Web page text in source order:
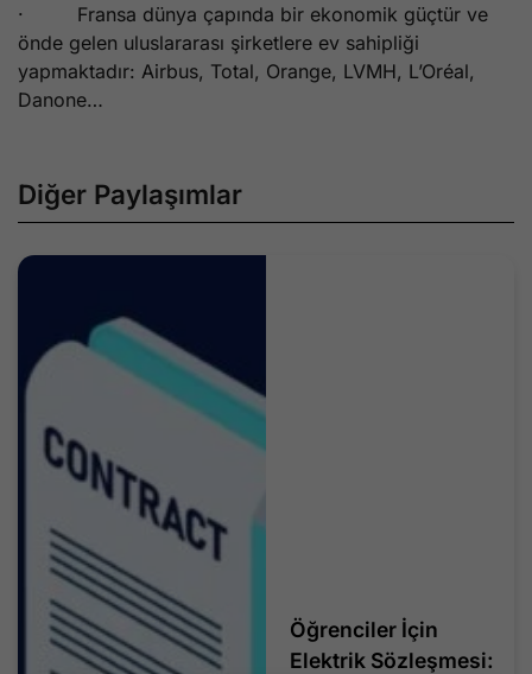
· Fransa dünya çapında bir ekonomik güçtür ve
önde gelen uluslararası şirketlere ev sahipliği
yapmaktadır: Airbus, Total, Orange, LVMH, L’Oréal,
Danone…
Diğer Paylaşımlar
Öğrenciler İçin
Elektrik Sözleşmesi: